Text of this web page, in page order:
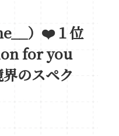
）❤️１位
for you
のスペク